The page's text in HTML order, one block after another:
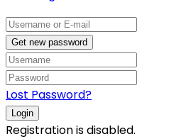
Get new password
Lost Password?
Login
Registration is disabled.